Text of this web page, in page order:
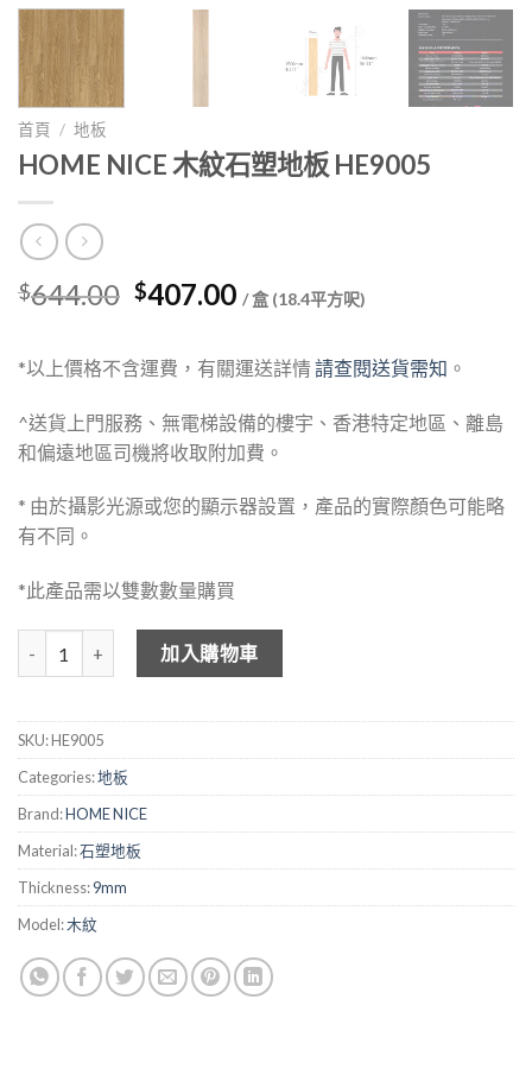
首頁 / 地板
HOME NICE 木紋石塑地板 HE9005
$644.00 Original
was:
$644.00.
$407.00Current
is:
$407.00.
/ 盒 (18.4平方呎)
*以上價格不含運費，有關運送詳情請查閱送貨需知 。
^送貨上門服務、無電梯設備的樓宇、香港特定地區、離島
和偏遠地區司機將收取附加費。
* 由於攝影光源或您的顯示器設置，產品的實際顏色可能略
有不同。
*此產品需以雙數數量購買
HOME NICE 木紋石塑地板 HE9005 數量
加入購物車
SKU:HE9005
Categories:地板
Brand:HOME NICE
Material:石塑地板
Thickness:9mm
Model:木紋